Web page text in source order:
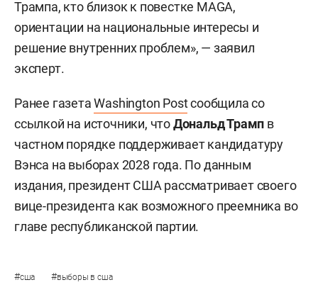
Трампа, кто близок к повестке MAGA,
ориентации на национальные интересы и
решение внутренних проблем», — заявил
эксперт.
Ранее газетаWashington Postсообщила со
ссылкой на источники, чтоДональд Трамп в
частном порядке поддерживает кандидатуру
Вэнса на выборах 2028 года. По данным
издания, президент США рассматривает своего
вице-президента как возможного преемника во
главе республиканской партии.
#сша #выборы в сша